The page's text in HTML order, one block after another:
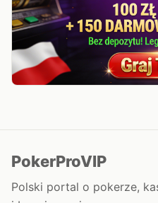
PokerProVIP
Polski portal o pokerze,